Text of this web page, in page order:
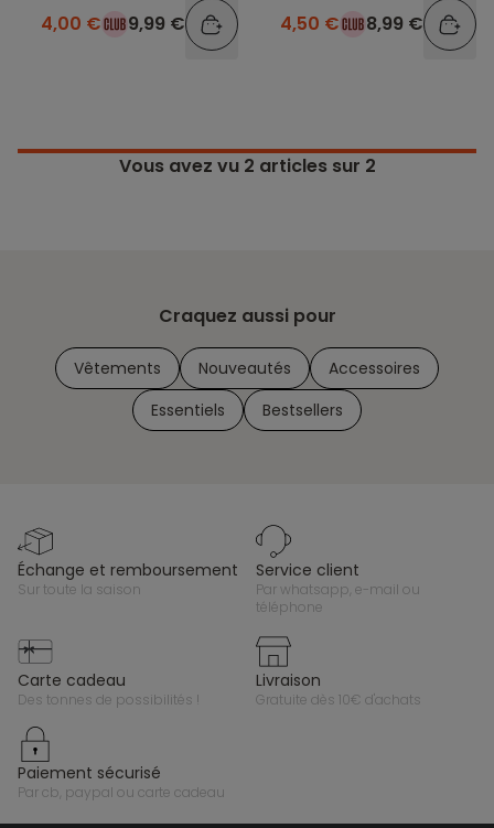
4,00 € 9,99 € 4,50 € 8,99 €
Vous avez vu 2 articles sur 2
Craquez aussi pour
Vêtements Nouveautés
Accessoires
Essentiels
Bestsellers
échange et remboursement
sur toute la saison
service client
par whatsapp, e-mail ou
téléphone
carte cadeau
des tonnes de possibilités !
livraison
gratuite dès 10€ d'achats
paiement sécurisé
par cb, paypal ou carte cadeau